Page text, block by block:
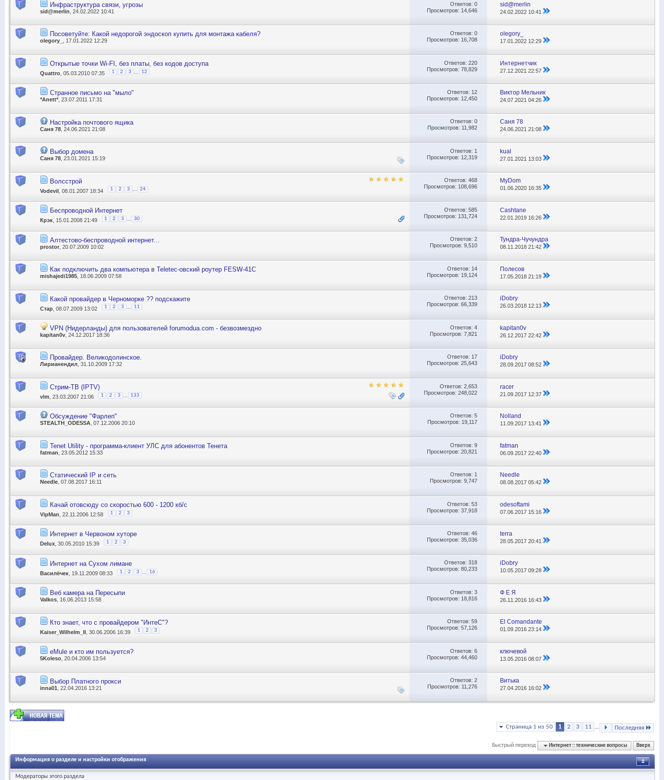
Инфраструктура связи, угрозы
sid@merlin , 24.02.2022 10:41
Ответов: 0
Просмотров: 14,646
sid@merlin
24.02.2022 10:41
Посоветуйте: Какой недорогой эндоскоп купить для монтажа кабеля?
olegory_ , 17.01.2022 12:29
Ответов: 0
Просмотров: 16,708
olegory_
17.01.2022 12:29
Открытые точки Wi-FI, без платы, без кодов доступа
Quattro , 05.03.2010 07:35 1 2 3 12
Ответов: 220
Просмотров: 78,829
Интернетчик
27.12.202122:57
Странное письмо на "мыло"
*Anett* , 23.07.2011 17:31
Ответов: 12
Просмотров: 12,450
Виктор Мельник
24.07.202104:26
Настройка почтового ящика
Саня 78 , 24.06.2021 21:08
Ответов: 0
Просмотров: 11,982
Саня 78
24.06.202121:08
Выбор домена
Саня 78 , 23.01.2021 15:19
Ответов: 1
Просмотров: 12,319
kual
27.01.2021 13:03
Волсстрой
Vodevil , 08.01.2007 18:34 1 2 3 ... 24
Ответов: 468
Просмотров: 108,696
MyDom
01.06.2020 16:35
Беспроводной Интернет
Крэк , 15.01.2008 21:49 1 2 3 30
Ответов: 585
Просмотров: 131,724
Cashtane
22.01.2019 16:26
Алтестово-беспроводной интернет...
prostor , 20.07.2009 10:02
Ответов: 2
Просмотров: 9,510
Тундра-Чучундра
08.11.201821:42
Как подключить два компьютера в Teletec-овский роутер FESW-41C
mishajedi1985 , 18.06.2009 07:58
Ответов: 14
Просмотров: 19,124
Полесов
17.05.201821:19
Какой провайдер в Черноморке ?? подскажите
Стар , 08.07.2009 13:02 1 2 3 11
Ответов: 213
Просмотров: 66,339
iDobry
26.03.2018 12:13
VPN (Нидерланды) для пользователей forumodua.com - безвозмездно
kapitan0v , 24.12.2017 18:36
Ответов: 4
Просмотров: 7,821
kapitan0v
26.12.201722:42
Провайдер. Великодолинское.
Лирианендил, 31.10.2009 17:32
Ответов: 17
Просмотров: 25,643
iDobry
28.09.201708:52
Стрим-ТВ (IPTV)
vlm , 23.03.2007 21:06 1 2 3 133
Ответов: 2,653
Просмотров: 248,022
racer
21.09.2017 12:37
Обсуждение "Фарлеп"
STEALTH_ODESSA, 07.12.2006 20:10
Ответов: 5
Просмотров: 19,117
Nolland
11.09.2017 13:41
Tenet Utility - программа-клиент УЛС для абонентов Тенета
fatman , 23.05.2012 15:33
Ответов: 9
Просмотров: 20,821
fatman
06.09.201722:40
Статический IP и сеть
Needle , 07.08.2017 16:11
Ответов: 1
Просмотров: 9,747
Needle
08.08.201705:42
Качай отовсюду со скоростью 600 - 1200 кб/с
VipMan , 22.11.2006 12:58 1 2 3
Ответов: 53
Просмотров: 37,918
odesoftami
07.06.2017 15:16
Интернет в Червоном хуторе
Delux , 30.05.2010 15:39 1 2 3
Ответов: 46
Просмотров: 35,036
terra
28.05.201720:41
Интернет на Сухом лимане
Василёчек , 19.11.2009 08:33 1 2 3 16
Ответов: 318
Просмотров: 80,233
iDobry
10.05.201709:28
Веб камера на Пересыпи
Valkos , 16.06.2013 15:58
Ответов: 3
Просмотров: 18,816
Ф Е Я
26.11.2016 16:43
Кто знает, что с провайдером "ИнтеС"?
Kaiser_Wilhelm_II , 30.06.2006 16:39 1 2 3
Ответов: 59
Просмотров: 57,126
El Comandante
01.09.201623:14
eMule и кто им пользуется?
5Koleso , 20.04.2006 13:54
Ответов: 6
Просмотров: 44,460
ключевой
13.05.201608:07
Выбор Платного прокси
inna01 , 22.04.2016 13:21
Ответов: 2
Просмотров: 11,276
Витька
27.04.2016 16:02
Страница 1 из 50 1 2 3 11 ... Последняя
Быстрый переход Интернет :: технические вопросы Вверх
Информация о разделе и настройки отображения
Модераторы этого раздела